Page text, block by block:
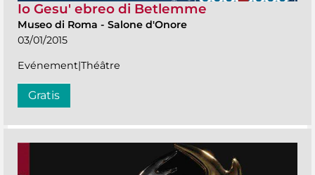
Io Gesu' ebreo di Betlemme
Museo di Roma - Salone d'Onore
03/01/2015
Evénement|Théâtre
Gratis